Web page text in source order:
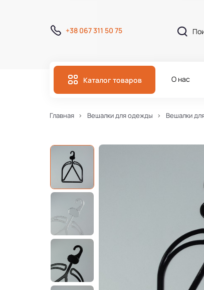
+38 067 311 50 75
Каталог товаров О нас
Главная Вешалки для одежды Вешалки